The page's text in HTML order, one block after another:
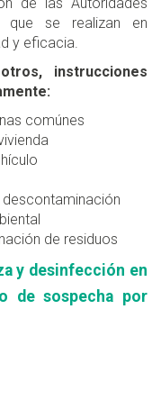
de las Autoridades
que se realizan en
y eficacia.
instrucciones
comúnes
de residuos
y desinfección en
de sospecha por